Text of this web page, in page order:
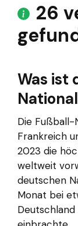
26
Was ist
Die Fußball-
Frankreich
2023 die
weltweit
deutschen
Monat bei